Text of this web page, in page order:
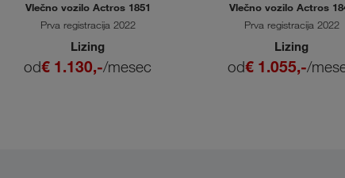
Vlečno vozilo Actros 1851
Prva registracija 2022
Lizing
od€ 1.130,-/mesec
Vlečno vozilo Actros
Prva registracija 2022
Lizing
od€ 1.055,-/